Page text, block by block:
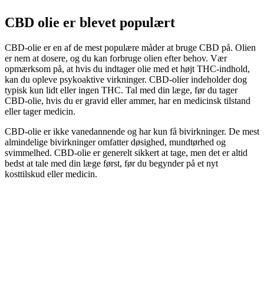
CBD olie er blevet populært
CBD-olie er en af de mest populære måder at bruge CBD på. Olien
er nem at dosere, og du kan forbruge olien efter behov. Vær
opmærksom på, at hvis du indtager olie med et højt THC-indhold,
kan du opleve psykoaktive virkninger. CBD-olier indeholder dog
typisk kun lidt eller ingen THC. Tal med din læge, før du tager
CBD-olie, hvis du er gravid eller ammer, har en medicinsk tilstand
eller tager medicin.
CBD-olie er ikke vanedannende og har kun få bivirkninger. De mest
almindelige bivirkninger omfatter døsighed, mundtørhed og
svimmelhed. CBD-olie er generelt sikkert at tage, men det er altid
bedst at tale med din læge først, før du begynder på et nyt
kosttilskud eller medicin.